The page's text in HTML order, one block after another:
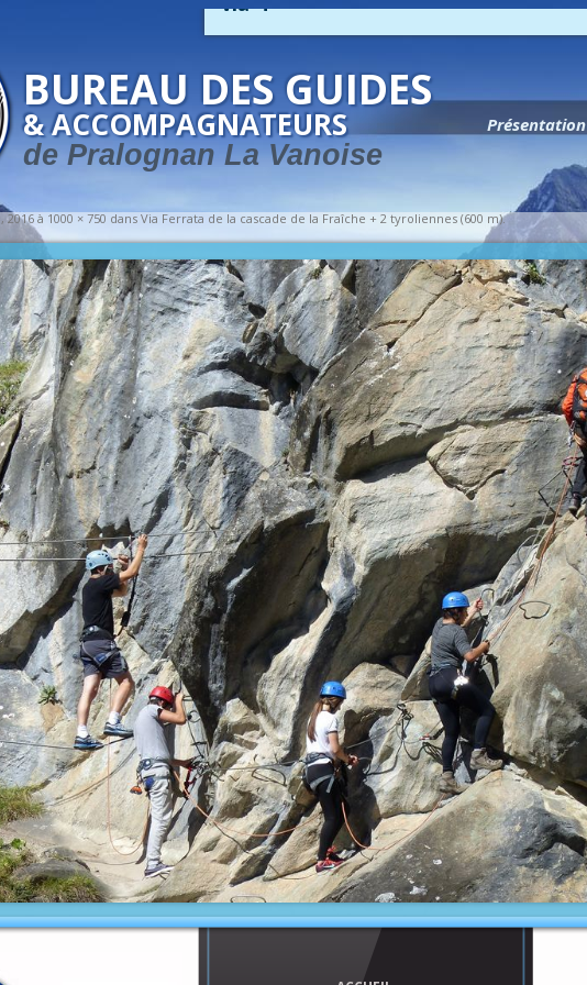
BUREAU DES GUIDES
& ACCOMPAGNATEURS
de Pralognan La Vanoise
Présentation
2016à 1000 × 750 dans Via Ferrata de la cascade de la Fraîche + 2 tyroliennes (600 m).